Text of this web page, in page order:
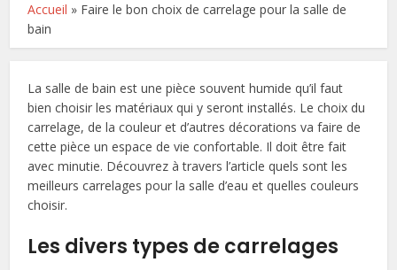
Accueil » Faire le bon choix de carrelage pour la salle de
bain
La salle de bain est une pièce souvent humide qu’il faut
bien choisir les matériaux qui y seront installés. Le choix du
carrelage, de la couleur et d’autres décorations va faire de
cette pièce un espace de vie confortable. Il doit être fait
avec minutie. Découvrez à travers l’article quels sont les
meilleurs carrelages pour la salle d’eau et quelles couleurs
choisir.
Les divers types de carrelages